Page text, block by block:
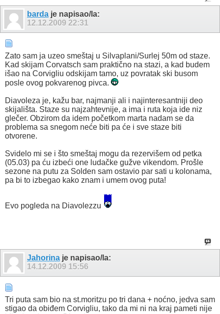
barda je napisao/la:
12.12.2009 22:31
Zato sam ja uzeo smeštaj u Silvaplani/Surlej 50m od staze.
Kad skijam Corvatsch sam praktično na stazi, a kad budem
išao na Corvigliu odskijam tamo, uz povratak ski busom
posle ovog pokvarenog pivca.
Diavoleza je, kažu bar, najmanji ali i najinteresantniji deo
skijališta. Staze su najzahtevnije, a ima i ruta koja ide niz
glečer. Obzirom da idem početkom marta nadam se da
problema sa snegom neće biti pa će i sve staze biti
otvorene.
Svidelo mi se i što smeštaj mogu da rezervišem od petka
(05.03) pa ću izbeći one ludačke gužve vikendom. Prošle
sezone na putu za Solden sam ostavio par sati u kolonama,
pa bi to izbegao kako znam i umem ovog puta!
Evo pogleda na Diavolezzu
Jahorina je napisao/la:
14.12.2009 15:56
Tri puta sam bio na st.moritzu po tri dana + noćno, jedva sam
stigao da obiđem Corvigliu, tako da mi ni na kraj pameti nije